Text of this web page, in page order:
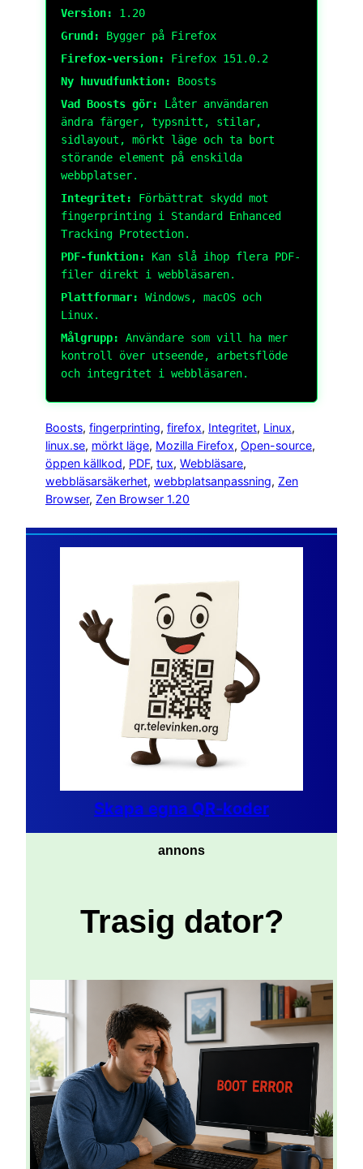
Version:
1.20
Grund:
Bygger på Firefox
Firefox-version:
Firefox 151.0.2
Ny huvudfunktion:
Boosts
Vad Boosts gör:
Låter användaren
ändra färger, typsnitt, stilar,
sidlayout, mörkt läge och ta bort
störande element på enskilda
webbplatser.
Integritet:
Förbättrat skydd mot
fingerprinting i Standard Enhanced
Tracking Protection.
PDF-funktion:
Kan slå ihop flera PDF-
filer direkt i webbläsaren.
Plattformar:
Windows, macOS och
Linux.
Målgrupp:
Användare som vill ha mer
kontroll över utseende, arbetsflöde
och integritet i webbläsaren.
Boosts, fingerprinting, firefox, Integritet, Linux
linux.se, mörkt läge, Mozilla Firefox, Open-source
öppen källkod, PDF, tux, Webbläsare
webbläsarsäkerhet, webbplatsanpassning, Zen
Browser, Zen Browser 1.20
Skapa egna QR-koder
annons
Trasig dator?